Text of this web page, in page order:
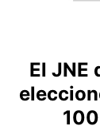
El JNE